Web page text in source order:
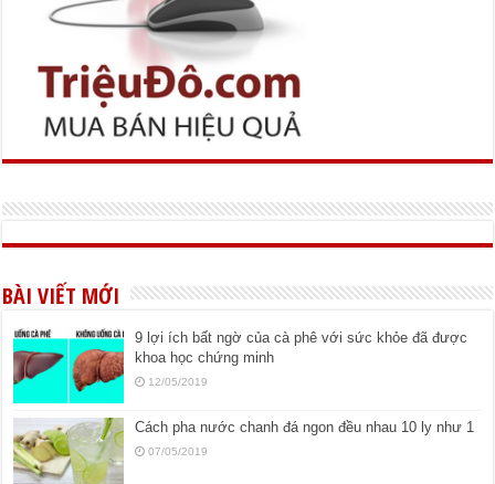
BÀI VIẾT MỚI
9 lợi ích bất ngờ của cà phê với sức khỏe đã được
khoa học chứng minh
12/05/2019
Cách pha nước chanh đá ngon đều nhau 10 ly như 1
07/05/2019